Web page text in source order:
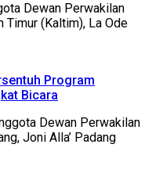
Dewan Perwakilan
Timur (Kaltim), La Ode
Program
Bicara
Dewan Perwakilan
Joni Alla’ Padang